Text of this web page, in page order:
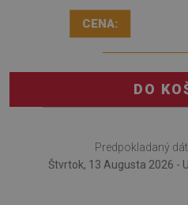
CENA:
DO
Predpokladaný
Štvrtok, 13 Augusta 2026 -